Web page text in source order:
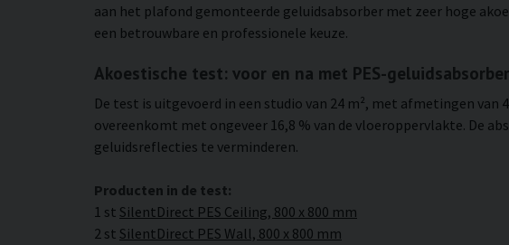
aan het plafond gemonteerde geluidsabsorber met zeer hoge
een betrouwbare en professionele keuze.
Akoestische test: voor en na met PES-
De test is uitgevoerd in een studio van 24 m², met afmetingen
overeenkomt met ongeveer 16,8 % van de vloeroppervlakte. De
geluidsreflecties te verminderen.
Producten in de test:
1 st SilentDirect PES Ceiling, 800 x 800 mm
2 st SilentDirect PES Wall, 800 x 800 mm